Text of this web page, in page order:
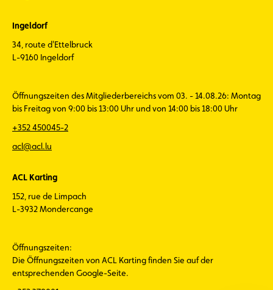
Ingeldorf
34, route d'Ettelbruck
L-9160 Ingeldorf
Öffnungszeiten des Mitgliederbereichs vom 03. - 14.08.26: Montag
bis Freitag von 9:00 bis 13:00 Uhr und von 14:00 bis 18:00 Uhr
+352 450045-2
acl@acl.lu
ACL Karting
152, rue de Limpach
L-3932 Mondercange
Öffnungszeiten:
Die Öffnungszeiten von ACL Karting finden Sie auf der
entsprechenden Google-Seite.